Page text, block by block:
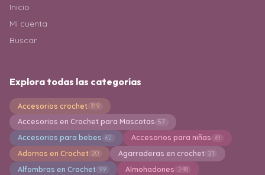
Inicio
Mi cuenta
Buscar
Explora todas las categorías
Accesorios crochet 319
Accesorios en Crochet para Mascotas 57
Accesorios para bebes 62 Accesorios para niñas 61
Adornos en Crochet 20 Agarraderas en crochet 21
Alfombras en Crochet 99 Almohadones 248